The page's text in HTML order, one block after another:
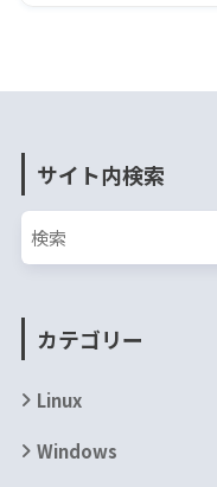
サイト内検索
カテゴリー
Linux
Windows